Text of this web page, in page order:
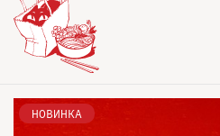
НОВИНКА